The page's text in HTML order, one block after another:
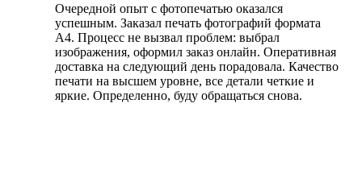
Очередной опыт с фотопечатью оказался
успешным. Заказал печать фотографий формата
А4. Процесс не вызвал проблем: выбрал
изображения, оформил заказ онлайн. Оперативная
доставка на следующий день порадовала. Качество
печати на высшем уровне, все детали четкие и
яркие. Определенно, буду обращаться снова.